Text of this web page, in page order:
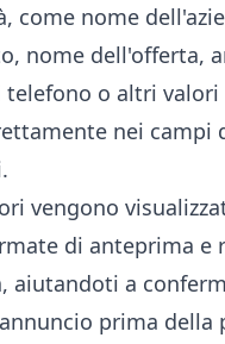
come nome
nome dell'offerta,
o altri valori
nei campi
vengono
di anteprima e
aiutandoti a
prima della